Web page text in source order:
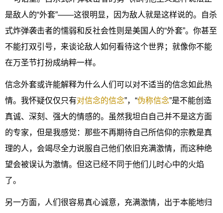
是敌人的“外套”——这很明显，因为敌人就是这样说的。自杀
式炸弹袭击者的懦弱和反社会性则是美国人的“外套”。你甚至
不能打双引号，来谈论敌人如何看待这个世界；就像你不能
在万圣节打扮成纳粹一样。
信念外套或许能解释为什么人们可以对不适当的信念如此热
情。我怀疑仅仅只有对信念的信念”，“伪称信念”是不能创造
真诚、深刻、强大的情感的。虽然我坦白自己并不是这方面
的专家，但是我感觉：那些不再期待自己所信仰的宗教是真
理的人，会竭尽全力说服自己他们依旧充满激情，而这种绝
望会被误认为激情。但这已经不同于他们儿时心中的火焰
了。
另一方面，人们很容易真心诚意，充满激情，出于本能地归